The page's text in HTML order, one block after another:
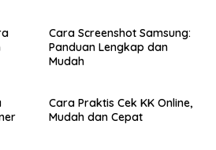
Cara Screenshot Samsung:
Panduan Lengkap dan
Mudah
Cara Praktis Cek KK Online,
Mudah dan Cepat